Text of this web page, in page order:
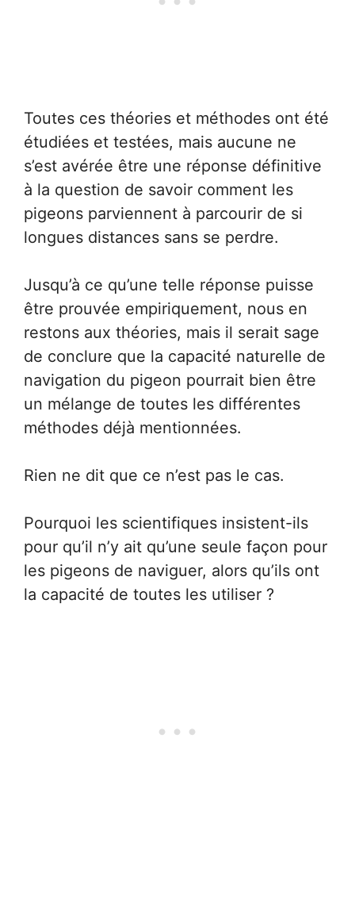
Toutes ces théories et méthodes ont été
étudiées et testées, mais aucune ne
s’est avérée être une réponse définitive
à la question de savoir comment les
pigeons parviennent à parcourir de si
longues distances sans se perdre.
Jusqu’à ce qu’une telle réponse puisse
être prouvée empiriquement, nous en
restons aux théories, mais il serait sage
de conclure que la capacité naturelle de
navigation du pigeon pourrait bien être
un mélange de toutes les différentes
méthodes déjà mentionnées.
Rien ne dit que ce n’est pas le cas.
Pourquoi les scientifiques insistent-ils
pour qu’il n’y ait qu’une seule façon pour
les pigeons de naviguer, alors qu’ils ont
la capacité de toutes les utiliser ?